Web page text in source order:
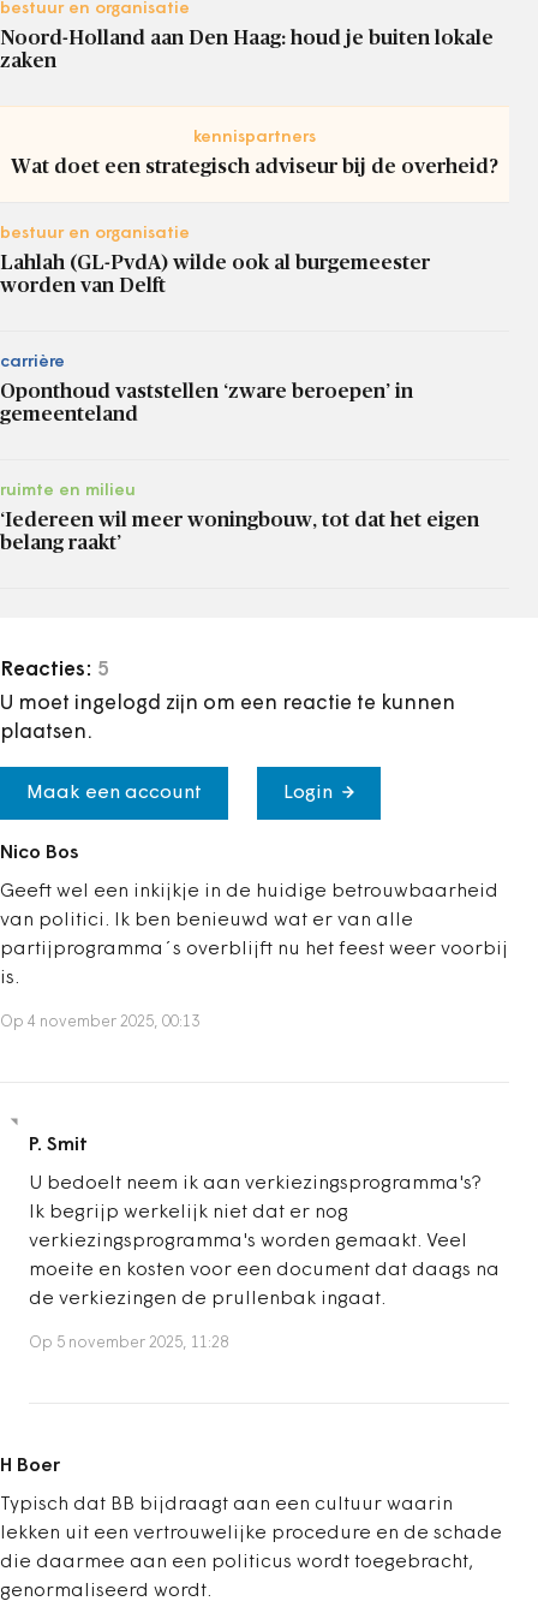
bestuur en organisatie
Noord-Holland aan Den Haag: houd je buiten lokale
zaken
kennispartners
Wat doet een strategisch adviseur bij de overheid?
bestuur en organisatie
Lahlah (GL-PvdA) wilde ook al burgemeester
worden van Delft
carrière
Oponthoud vaststellen ‘zware beroepen’ in
gemeenteland
ruimte en milieu
‘Iedereen wil meer woningbouw, tot dat het eigen
belang raakt’
Reacties: 5
U moet ingelogd zijn om een reactie te kunnen
plaatsen.
Maak een account Login
Nico Bos
Geeft wel een inkijkje in de huidige betrouwbaarheid
van politici. Ik ben benieuwd wat er van alle
partijprogramma´s overblijft nu het feest weer voorbij
is.
Op 4 november 2025, 00:13
P. Smit
U bedoelt neem ik aan verkiezingsprogramma's?
Ik begrijp werkelijk niet dat er nog
verkiezingsprogramma's worden gemaakt. Veel
moeite en kosten voor een document dat daags na
de verkiezingen de prullenbak ingaat.
Op 5 november 2025, 11:28
H Boer
Typisch dat BB bijdraagt aan een cultuur waarin
lekken uit een vertrouwelijke procedure en de schade
die daarmee aan een politicus wordt toegebracht,
genormaliseerd wordt.